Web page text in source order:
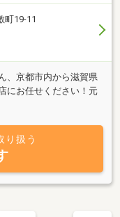
町19-11
、京都市内から滋賀県
にお任せください！元
たにぴったりのお部屋
り扱う